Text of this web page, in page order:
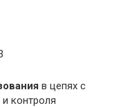
в цепях с
контроля